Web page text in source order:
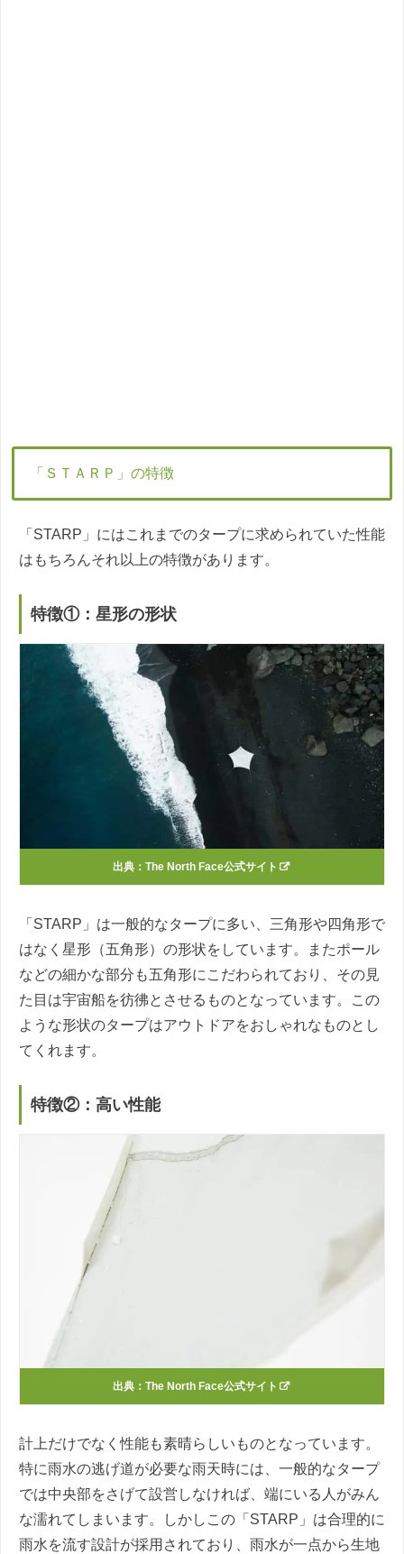
「ＳＴＡＲＰ」の特徴
「STARP」にはこれまでのタープに求められていた性能
はもちろんそれ以上の特徴があります。
特徴①：星形の形状
出典：The North Face公式サイト
「STARP」は一般的なタープに多い、三角形や四角形で
はなく星形（五角形）の形状をしています。またポール
などの細かな部分も五角形にこだわられており、その見
た目は宇宙船を彷彿とさせるものとなっています。この
ような形状のタープはアウトドアをおしゃれなものとし
てくれます。
特徴②：高い性能
出典：The North Face公式サイト
計上だけでなく性能も素晴らしいものとなっています。
特に雨水の逃げ道が必要な雨天時には、一般的なタープ
では中央部をさげて設営しなければ、端にいる人がみん
な濡れてしまいます。しかしこの「STARP」は合理的に
雨水を流す設計が採用されており、雨水が一点から生地